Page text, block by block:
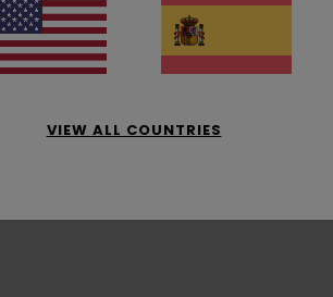
VIEW ALL COUNTRIES